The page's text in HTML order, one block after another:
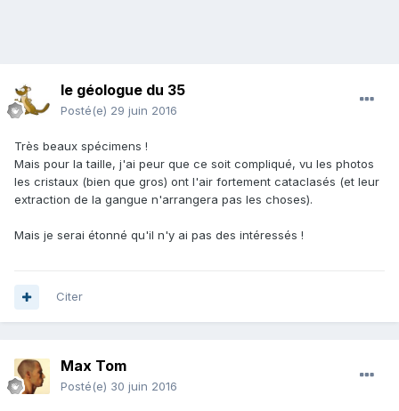
le géologue du 35
Posté(e) 29 juin 2016
Très beaux spécimens !
Mais pour la taille, j'ai peur que ce soit compliqué, vu les photos
les cristaux (bien que gros) ont l'air fortement cataclasés (et leur
extraction de la gangue n'arrangera pas les choses).
Mais je serai étonné qu'il n'y ai pas des intéressés !
Citer
Max Tom
Posté(e) 30 juin 2016